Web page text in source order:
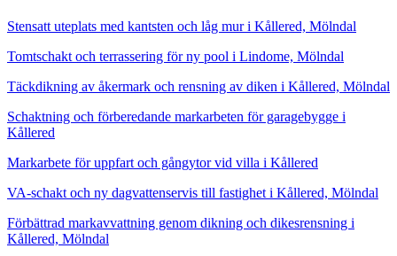
Stensatt uteplats med kantsten och låg mur i Kållered, Mölndal
Tomtschakt och terrassering för ny pool i Lindome, Mölndal
Täckdikning av åkermark och rensning av diken i Kållered, Mölndal
Schaktning och förberedande markarbeten för garagebygge i
Kållered
Markarbete för uppfart och gångytor vid villa i Kållered
VA-schakt och ny dagvattenservis till fastighet i Kållered, Mölndal
Förbättrad markavvattning genom dikning och dikesrensning i
Kållered, Mölndal